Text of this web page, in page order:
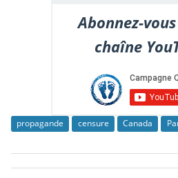
Abonnez-
chaîne
propagande censure Canada